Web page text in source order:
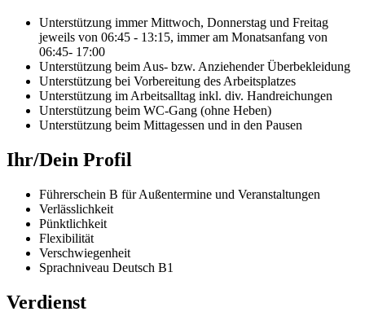
Unterstützung immer Mittwoch, Donnerstag und Freitag
jeweils von 06:45 - 13:15, immer am Monatsanfang von
06:45- 17:00
Unterstützung beim Aus- bzw. Anziehender Überbekleidung
Unterstützung bei Vorbereitung des Arbeitsplatzes
Unterstützung im Arbeitsalltag inkl. div. Handreichungen
Unterstützung beim WC-Gang (ohne Heben)
Unterstützung beim Mittagessen und in den Pausen
Ihr/Dein Profil
Führerschein B für Außentermine und Veranstaltungen
Verlässlichkeit
Pünktlichkeit
Flexibilität
Verschwiegenheit
Sprachniveau Deutsch B1
Verdienst